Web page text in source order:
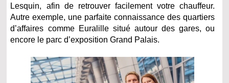
Lesquin, afin de retrouver facilement votre chauffeur.
Autre exemple, une parfaite connaissance des quartiers
d’affaires comme Euralille situé autour des gares, ou
encore le parc d’exposition Grand Palais.